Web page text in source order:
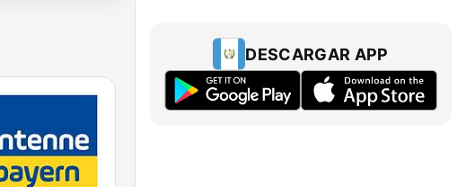
DESCARGAR APP